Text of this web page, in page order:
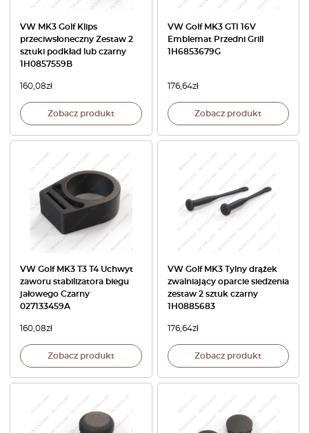
VW MK3 Golf Klips
przeciwsłoneczny Zestaw 2
sztuki podkład lub czarny
1H0857559B
160,08zł
Zobacz produkt
VW Golf MK3 GTI 16V
Emblemat Przedni Grill
1H6853679G
176,64zł
Zobacz produkt
VW Golf MK3 T3 T4 Uchwyt
zaworu stabilizatora biegu
jałowego Czarny
027133459A
160,08zł
Zobacz produkt
VW Golf MK3 Tylny drążek
zwalniający oparcie siedzenia
zestaw 2 sztuk czarny
1H0885683
176,64zł
Zobacz produkt